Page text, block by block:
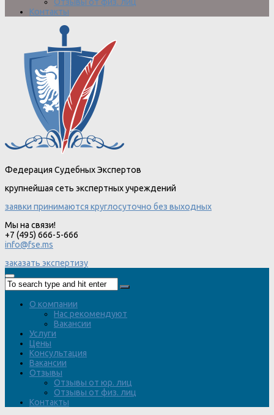
Отзывы от физ. лиц
Контакты
Федерация Судебных Экспертов
крупнейшая сеть экспертных учреждений
заявки принимаются круглосуточно без выходных
Мы на связи!
+7 (495) 666-5-666
info@fse.ms
заказать экспертизу
О компании
Нас рекомендуют
Вакансии
Услуги
Цены
Консультация
Вакансии
Отзывы
Отзывы от юр. лиц
Отзывы от физ. лиц
Контакты